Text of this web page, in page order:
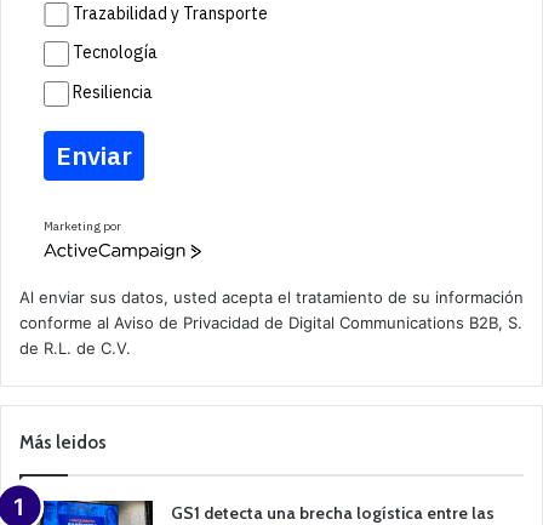
Trazabilidad y Transporte
Tecnología
Resiliencia
Enviar
Marketing por
A
v
e
a
m
a
n
Al enviar sus datos, usted acepta el tratamiento de su información
conforme al Aviso de Privacidad de Digital Communications B2B, S.
de R.L. de C.V.
Más leidos
GS1 detecta una brecha logística entre las